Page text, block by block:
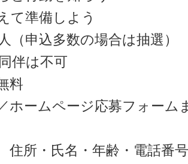
て準備しよう
（申込多数の場合は抽選）
伴は不可
料
ホームページ応募フォーム
名・年齢・電話番号を